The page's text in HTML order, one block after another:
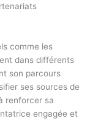
comme les
dans différents
son parcours
ses sources de
renforcer sa
engagée et